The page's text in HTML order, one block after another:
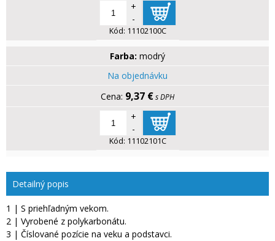
+
-
Kód: 11102100C
Farba: modrý
Na objednávku
9,37 €s DPH
+
-
Kód: 11102101C
Detailný popis
1 | S priehľadným vekom.
2 | Vyrobené z polykarbonátu.
3 | Číslované pozície na veku a podstavci.